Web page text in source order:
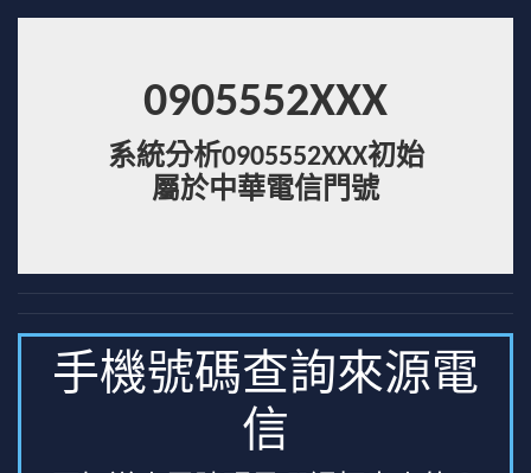
0905552XXX
系統分析0905552XXX初始
屬於中華電信門號
手機號碼查詢來源電
信